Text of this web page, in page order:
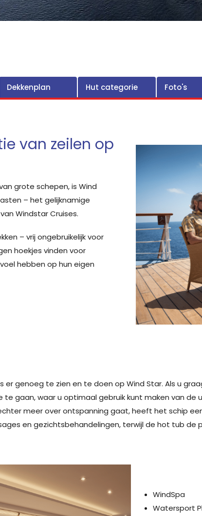
Dekkenplan Hut categorie Foto's
van zeilen op
grote schepen, is Wind
– het gelijknamige
Windstar Cruises.
– vrij ongebruikelijk voor
hoekjes vinden voor
hebben op hun eigen
er genoeg te zien en te doen op Wind Star. Als u
gaan, waar u optimaal gebruik kunt maken van
meer over ontspanning gaat, heeft het schip
en gezichtsbehandelingen, terwijl de hot tub de
WindSpa
Watersport